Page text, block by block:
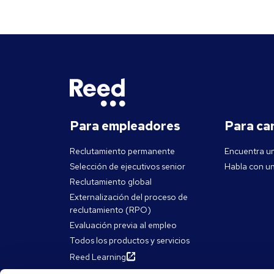
Como
Confianza: cree
adapta tu
Apoyo:
tecnología
puede
Slack,
Para empleadores
Reclutamiento permanente
Selección de ejecutivos senior
Reclutamiento global
Externalización del proceso de
reclutamiento (RPO)
Evaluación previa al empleo
Todos los productos y servicios
Reed Learning
Para
Encuentra
Habla con